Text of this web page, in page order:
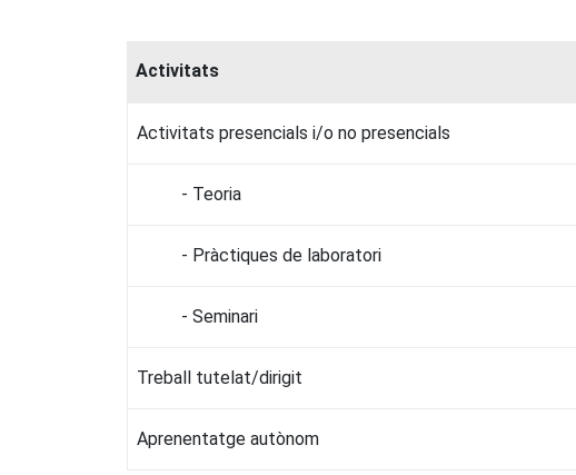
Activitats
Activitats presencials i/o no presencials
- Teoria
- Pràctiques de laboratori
- Seminari
Treball tutelat/dirigit
Aprenentatge autònom